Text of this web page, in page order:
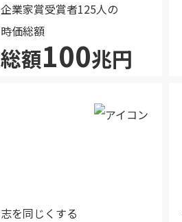
企業家賞受賞者125人の
時価総額
総額100兆円
志を同じくする